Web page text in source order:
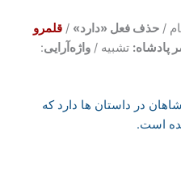
/ حذف فعل «دارد» / قلمرو
پادشاه: تشبیه / واژه‌آرایی:
در داستان ها دارد که
است.